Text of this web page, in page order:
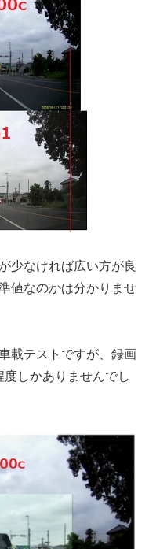
少なければ広い方が良
値なのかは分かりませ
載テストですが、録画
しかありませんでし